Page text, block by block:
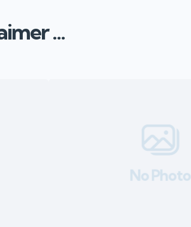
...
No Photo